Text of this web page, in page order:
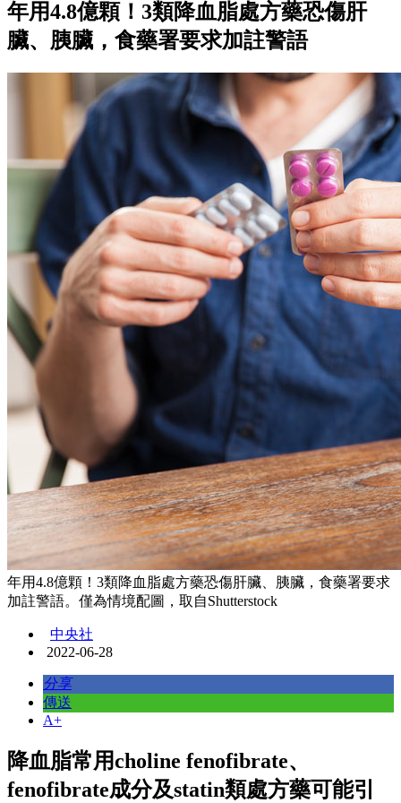
年用4.8億顆！3類降血脂處方藥恐傷肝
臟、胰臟，食藥署要求加註警語
年用4.8億顆！3類降血脂處方藥恐傷肝臟、胰臟，食藥署要求
加註警語。僅為情境配圖，取自Shutterstock
中央社
2022-06-28
分享
傳送
A+
降血脂常用choline fenofibrate、
fenofibrate成分及statin類處方藥可能引